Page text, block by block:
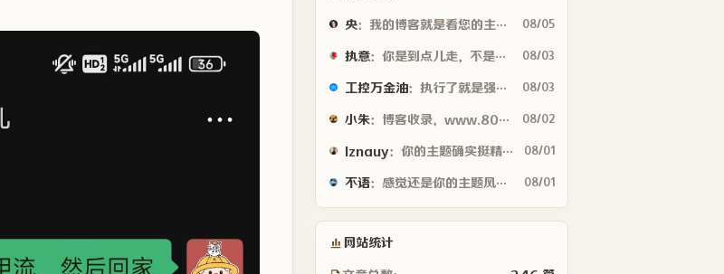
央：我的博客就是看您的主题魔改的。现在好多人用你这个AI做的，就否定别人... 08/05
执意：你是到点儿走，不是早走，怕啥 08/03
工控万金油：执行了就是强。但这个质量问题不应该由物业或是房产公司来处理吗😂 08/03
小朱：博客收录，www.80tz.cn😊 08/02
lznauy：你的主题确实挺精致的，一看就是花很多时间打磨的，现在都是用AI写代码... 08/01
不语：感觉还是你的主题风格好看 08/01
网站统计